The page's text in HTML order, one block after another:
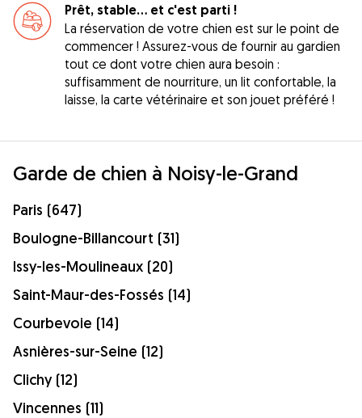
Prêt, stable... et c'est parti !
La réservation de votre chien est sur le point de
commencer ! Assurez-vous de fournir au gardien
tout ce dont votre chien aura besoin :
suffisamment de nourriture, un lit confortable, la
laisse, la carte vétérinaire et son jouet préféré !
Garde de chien à Noisy-le-Grand
Paris (647)
Boulogne-Billancourt (31)
Issy-les-Moulineaux (20)
Saint-Maur-des-Fossés (14)
Courbevoie (14)
Asnières-sur-Seine (12)
Clichy (12)
Vincennes (11)